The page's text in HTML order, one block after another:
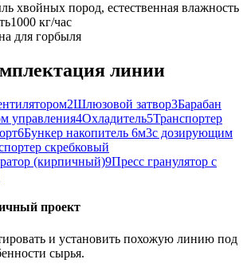
хвойных пород, естественная влажность
1000 кг/час
для горбыля
линии
2Шлюзовой затвор3Барабан
управления4Охладитель5Транспортер
6Бункер накопитель 6м3с дозирующим
скребковый
(кирпичный)9Пресс гранулятор с
проект
и установить похожую линию под
сырья.